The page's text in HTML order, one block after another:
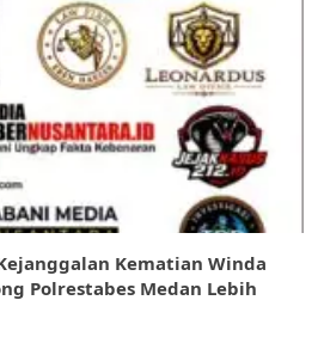
Kejanggalan Kematian Winda
Polrestabes Medan Lebih